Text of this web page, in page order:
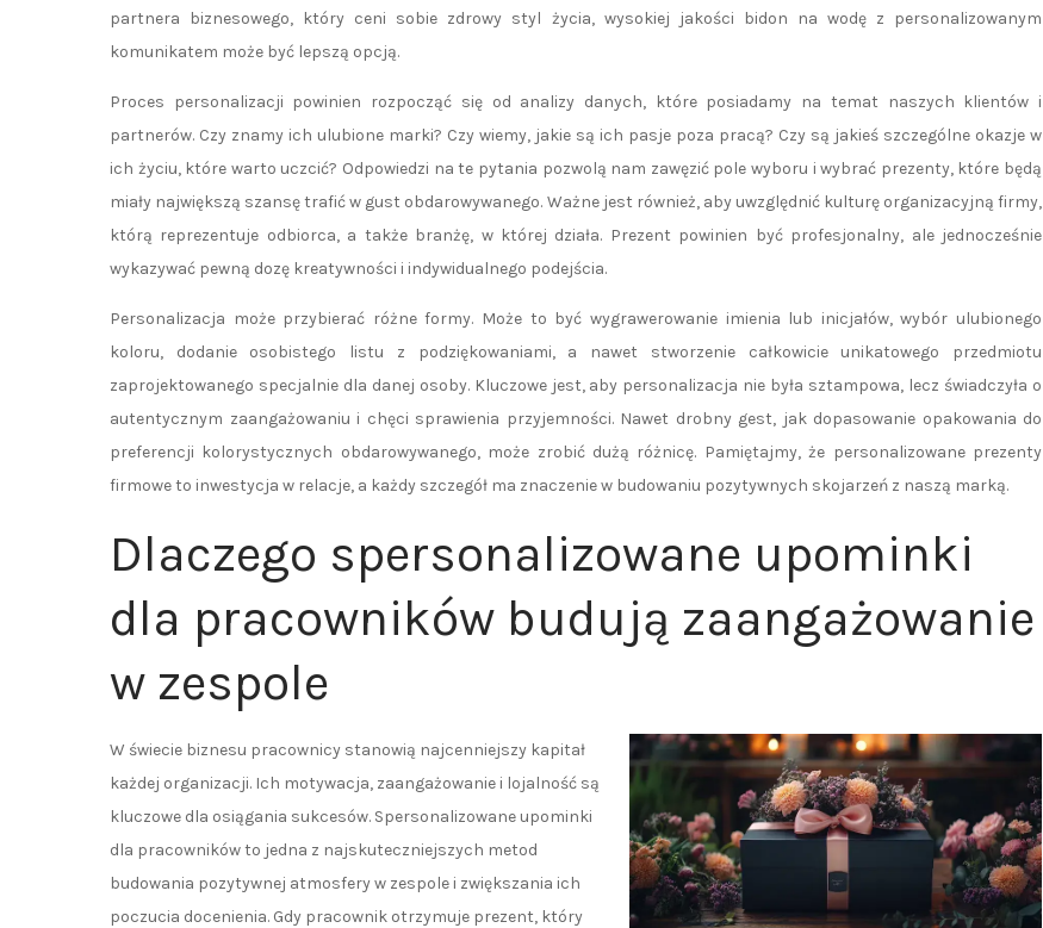
partnera biznesowego, który ceni sobie zdrowy styl życia, wysokiej jakości bidon na wodę z personalizowanym
komunikatem może być lepszą opcją.
Proces personalizacji powinien rozpocząć się od analizy danych, które posiadamy na temat naszych klientów i
partnerów. Czy znamy ich ulubione marki? Czy wiemy, jakie są ich pasje poza pracą? Czy są jakieś szczególne okazje w
ich życiu, które warto uczcić? Odpowiedzi na te pytania pozwolą nam zawęzić pole wyboru i wybrać prezenty, które będą
miały największą szansę trafić w gust obdarowywanego. Ważne jest również, aby uwzględnić kulturę organizacyjną firmy,
którą reprezentuje odbiorca, a także branżę, w której działa. Prezent powinien być profesjonalny, ale jednocześnie
wykazywać pewną dozę kreatywności i indywidualnego podejścia.
Personalizacja może przybierać różne formy. Może to być wygrawerowanie imienia lub inicjałów, wybór ulubionego
koloru, dodanie osobistego listu z podziękowaniami, a nawet stworzenie całkowicie unikatowego przedmiotu
zaprojektowanego specjalnie dla danej osoby. Kluczowe jest, aby personalizacja nie była sztampowa, lecz świadczyła o
autentycznym zaangażowaniu i chęci sprawienia przyjemności. Nawet drobny gest, jak dopasowanie opakowania do
preferencji kolorystycznych obdarowywanego, może zrobić dużą różnicę. Pamiętajmy, że personalizowane prezenty
firmowe to inwestycja w relacje, a każdy szczegół ma znaczenie w budowaniu pozytywnych skojarzeń z naszą marką.
Dlaczego spersonalizowane upominki
dla pracowników budują zaangażowanie
w zespole
W świecie biznesu pracownicy stanowią najcenniejszy kapitał
każdej organizacji. Ich motywacja, zaangażowanie i lojalność są
kluczowe dla osiągania sukcesów. Spersonalizowane upominki
dla pracowników to jedna z najskuteczniejszych metod
budowania pozytywnej atmosfery w zespole i zwiększania ich
poczucia docenienia. Gdy pracownik otrzymuje prezent, który